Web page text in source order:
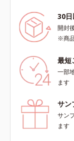
30
開封
※商
最短
一部
ます
サン
サン
ます